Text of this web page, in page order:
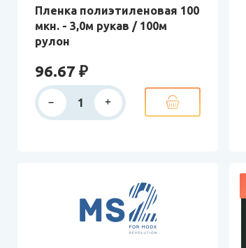
Пленка полиэтиленовая 100
мкн. - 3,0м рукав / 100м
рулон
96.67 ₽